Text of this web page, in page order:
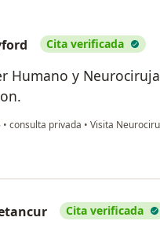
Cita verificada
Humano y
• consulta privada • Visita
Cita verificada